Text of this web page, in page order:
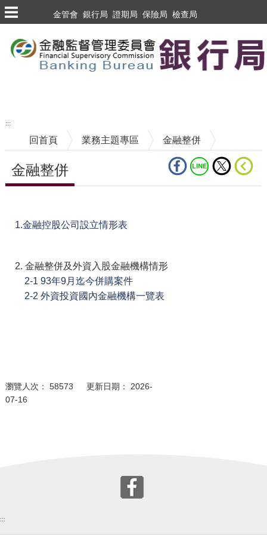
跳到主要內容區塊
金管會 銀行局 證期局 保險局 檢查局
:::
回首頁 業務主題專區 金融整併
金融整併
1.金融控股公司設立情形表
2. 金融整併及外資入股金融機構情形
2-1 93年9月迄今併購案件
2-2 外資投資國內金融機構一覽表
瀏覽人次： 58573 更新日期： 2026-
07-16
:::